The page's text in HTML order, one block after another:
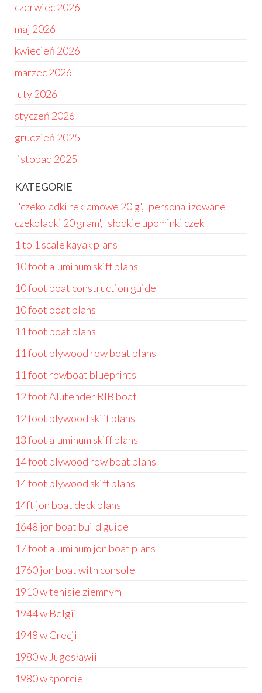
czerwiec 2026
maj 2026
kwiecień 2026
marzec 2026
luty 2026
styczeń 2026
grudzień 2025
listopad 2025
KATEGORIE
['czekoladki reklamowe 20 g', 'personalizowane
czekoladki 20 gram', 'słodkie upominki czek
1 to 1 scale kayak plans
10 foot aluminum skiff plans
10 foot boat construction guide
10 foot boat plans
11 foot boat plans
11 foot plywood row boat plans
11 foot rowboat blueprints
12 foot Alutender RIB boat
12 foot plywood skiff plans
13 foot aluminum skiff plans
14 foot plywood row boat plans
14 foot plywood skiff plans
14ft jon boat deck plans
1648 jon boat build guide
17 foot aluminum jon boat plans
1760 jon boat with console
1910 w tenisie ziemnym
1944 w Belgii
1948 w Grecji
1980 w Jugosławii
1980 w sporcie